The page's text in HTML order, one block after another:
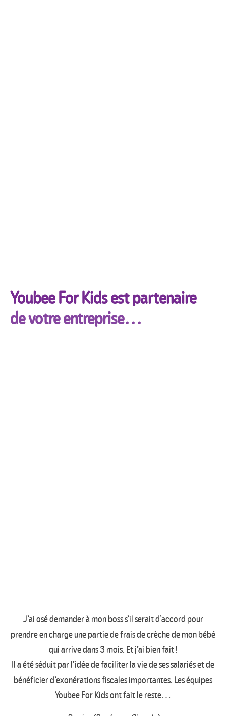
Youbee For Kids est partenaire
de votre entreprise…
J’ai osé demander à mon boss s’il serait d’accord pour
prendre en charge une partie de frais de crèche de mon bébé
qui arrive dans 3 mois. Et j’ai bien fait !
Il a été séduit par l’idée de faciliter la vie de ses salariés et de
bénéficier d’exonérations fiscales importantes. Les équipes
Youbee For Kids ont fait le reste…